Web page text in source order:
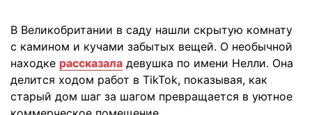
В Великобритании в саду нашли скрытую комнату
с камином и кучами забытых вещей. О необычной
находке рассказала девушка по имени Нелли. Она
делится ходом работ в TikTok, показывая, как
старый дом шаг за шагом превращается в уютное